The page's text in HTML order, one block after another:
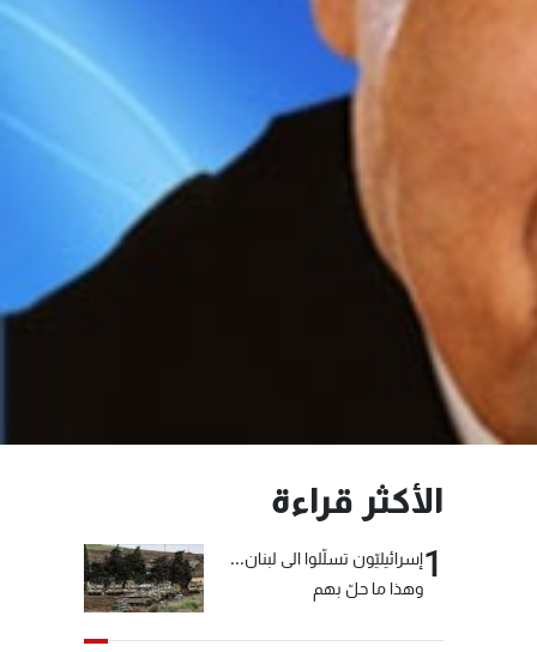
الأكثر قراءة
1إسرائيليّون تسلّلوا الى لبنان...
وهذا ما حلّ بهم